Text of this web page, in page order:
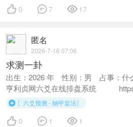
 0  7  17
匿名
2026-7-16 07:06
求测一卦
出生：2026 年 性别：男 占事：什
亨利贞网六爻在线排盘系统
 〖六爻预测 - 纳甲筮法〗
 0  1  1